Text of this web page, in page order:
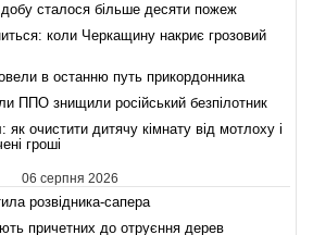
сталося більше десяти пожеж
коли Черкащину накриє грозовий
в останню путь прикордонника
ППО знищили російський безпілотник
як очистити дитячу кімнату від мотлоху і
гроші
06 серпня 2026
розвідника-сапера
причетних до отруєння дерев